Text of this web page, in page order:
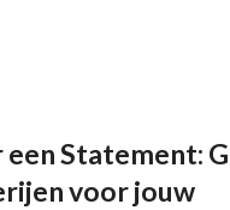
een Statement:
voor jouw